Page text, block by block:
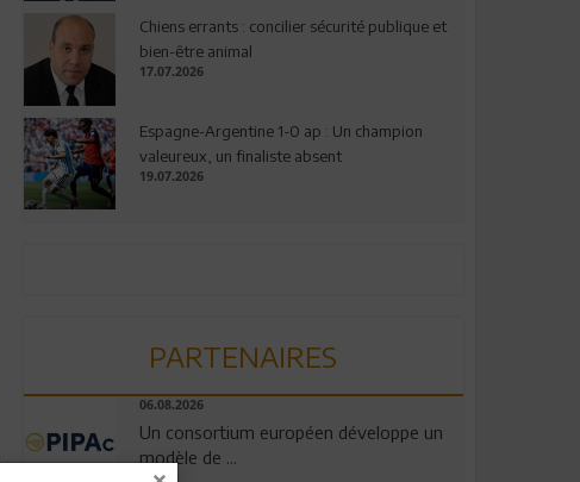
Chiens errants : concilier sécurité publique et
bien-être animal
17.07.2026
Espagne-Argentine 1-0 ap : Un champion
valeureux, un finaliste absent
19.07.2026
PARTENAIRES
06.08.2026
Un consortium européen développe un
modèle de ...